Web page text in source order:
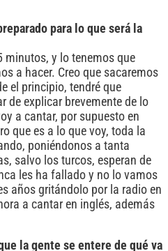
para lo que será la
minutos, y lo tenemos que
a hacer. Creo que sacaremos
el principio, tendré que
de explicar brevemente de lo
a cantar, por supuesto en
que es a lo que voy, toda la
poniéndonos a tanta
salvo los turcos, esperan de
les ha fallado y no lo vamos
años gritándolo por la radio en
a cantar en inglés, además
la gente se entere de qué va